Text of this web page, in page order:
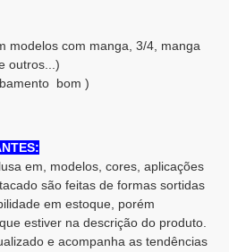
modelos com manga, 3/4, manga
outros...)
bom )
em, modelos, cores, aplicações
são feitas de formas sortidas
em estoque, porém
estiver na descrição do produto.
e acompanha as tendências